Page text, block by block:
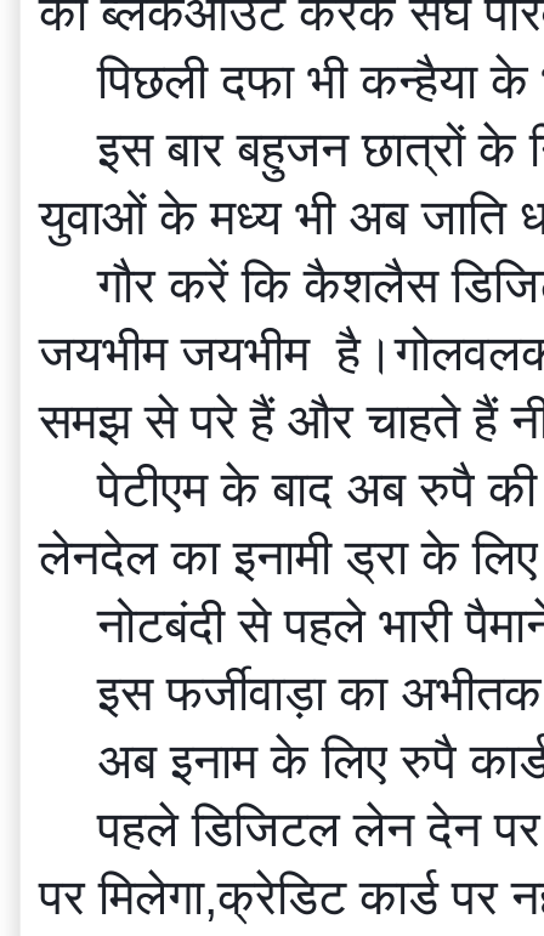
को ब्लैकआउट करके संघ
पिछली दफा भी कन्हैया
इस बार बहुजन छात्रों के
युवाओं के मध्य भी अब जाति
गौर करें कि कैशलैस
जयभीम जयभीम
समझ से परे हैं और चाहते हैं
पेटीएम के बाद अब रुपै
लेनदेल का इनामी ड्रा के
नोटबंदी से पहले भारी
इस फर्जीवाड़ा का
अब इनाम के लिए रुपै
पहले डिजिटल लेन देन
पर मिलेगा,क्रेडिट कार्ड पर